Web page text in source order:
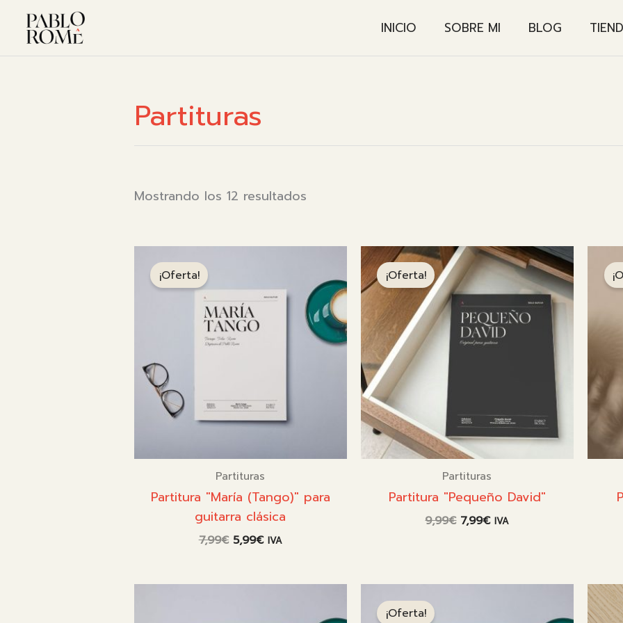
contenido
INICIO SOBRE MI BLOG
Partituras
Mostrando los 12 resultadosOrdenado
¡Oferta!
Partituras
Partitura "María (Tango)" para
guitarra clásica
7,99€ El
era:
5,99€El
es:
IVA
¡Oferta!
Partituras
Partitura "Pequeño David"
9,99€ El
7,99€ElIVA
¡Oferta!